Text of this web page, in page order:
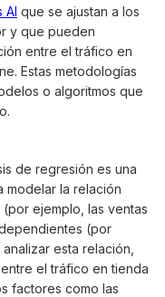
AI que se ajustan a los
y que pueden
entre el tráfico en
Estas metodologías
o algoritmos que
de regresión es una
modelar la relación
ejemplo, las ventas
(por
esta relación,
el tráfico en tienda
factores como las